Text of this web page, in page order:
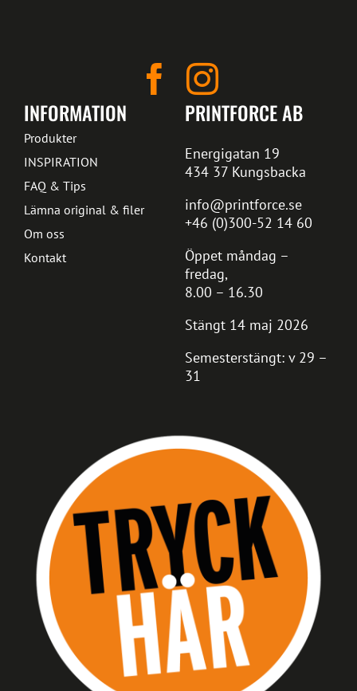
PRINTFORCE AB
Energigatan 19
434 37 Kungsbacka
info@printforce.se
+46 (0)300-52 14 60
Öppet måndag –
fredag,
8.00 – 16.30
Stängt 14 maj 2026
Semesterstängt: v 29 –
31
INFORMATION
Produkter
INSPIRATION
FAQ & Tips
Lämna original & filer
Om oss
Kontakt